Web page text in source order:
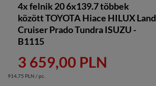
4x felnik 20 6x139.7 többek
között TOYOTA Hiace HILUX Land
Cruiser Prado Tundra ISUZU -
B1115
3 659,00 PLN
914,75 PLN / pc.